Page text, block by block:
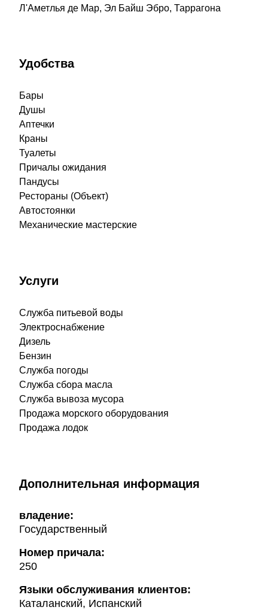
Л'Аметлья де Мар, Эл Байш Эбро, Таррагона
Удобства
Бары
Душы
Аптечки
Краны
Туалеты
Причалы ожидания
Пандусы
Рестораны (Объект)
Автостоянки
Механические мастерские
Услуги
Служба питьевой воды
Электроснабжение
Дизель
Бензин
Служба погоды
Служба сбора масла
Служба вывоза мусора
Продажа морского оборудования
Продажа лодок
Дополнительная информация
владение:
Государственный
Hомер причала:
250
Языки обслуживания клиентов:
Каталанский, Испанский